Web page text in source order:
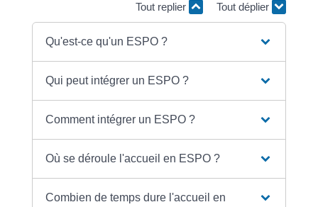
Tout replier Tout déplier
Qu'est-ce qu'un ESPO ?
Qui peut intégrer un ESPO ?
Comment intégrer un ESPO ?
Où se déroule l'accueil en ESPO ?
Combien de temps dure l'accueil en